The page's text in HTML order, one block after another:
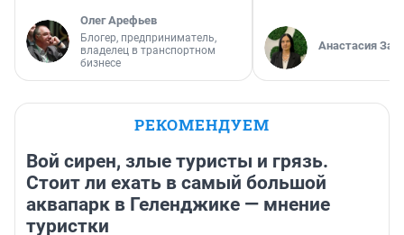
Олег Арефьев
Блогер, предприниматель,
владелец в транспортном
бизнесе
Анастасия
РЕКОМЕНДУЕМ
Вой сирен, злые туристы и грязь.
Стоит ли ехать в самый большой
аквапарк в Геленджике — мнение
туристки